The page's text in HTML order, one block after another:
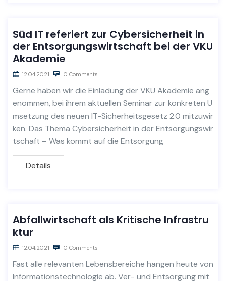
Süd IT referiert zur Cybersicherheit in
der Entsorgungswirtschaft bei der VKU
Akademie
12.04.2021 0 Comments
Gerne haben wir die Einladung der VKU Akademie ang
enommen, bei ihrem aktuellen Seminar zur konkreten U
msetzung des neuen IT-Sicherheitsgesetz 2.0 mitzuwir
ken. Das Thema Cybersicherheit in der Entsorgungswir
tschaft – Was kommt auf die Entsorgung
Details
Abfallwirtschaft als Kritische Infrastru
ktur
12.04.2021 0 Comments
Fast alle relevanten Lebensbereiche hängen heute von
Informationstechnologie ab. Ver- und Entsorgung mit